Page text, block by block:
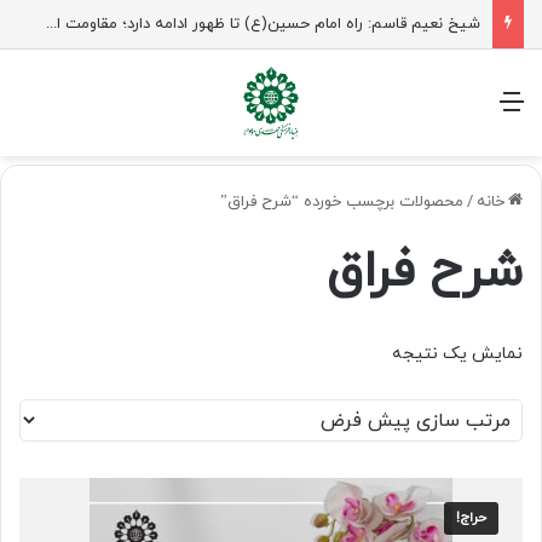
شیخ نعیم قاسم: راه امام حسین(ع) تا ظهور ادامه دارد؛ مقاومت از کربلا الهام می‌گیرد
منو
خانه / محصولات برچسب خورده “شرح فراق”
شرح فراق
نمایش یک نتیجه
حراج!